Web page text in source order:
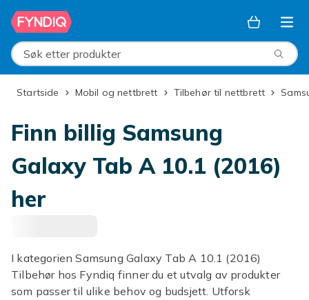
Hopp til hovedinnhold
Søk etter produkter
Startside Mobil og nettbrett Tilbehør til nettbrett
Finn billig Samsung
Galaxy Tab A 10.1 (2016)
her
I kategorien Samsung Galaxy Tab A 10.1 (2016)
Tilbehør hos Fyndiq finner du et utvalg av produkter
som passer til ulike behov og budsjett. Utforsk